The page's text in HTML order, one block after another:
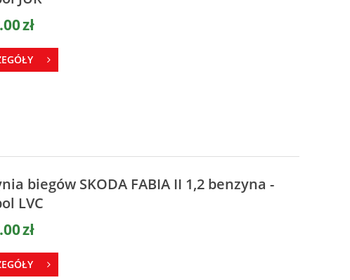
zł
biegów SKODA FABIA II 1,2 benzyna -
LVC
zł